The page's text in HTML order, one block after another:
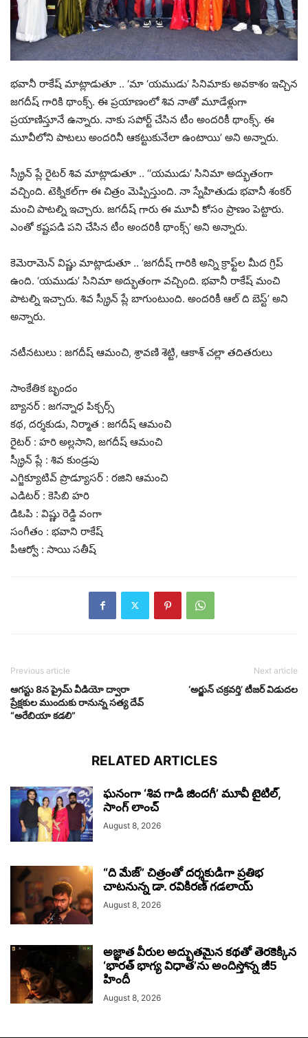
భవానీ రాకేష్ మాట్లాడుతూ .. ‘మా ‘యముడు’ సినిమాకు అవకాశం ఇచ్చిన
జగదీష్ గారికి థాంక్స్. ఈ ప్రయాణంలో శివ నాతో మూడేళ్లుగా
ప్రయాణిస్తూనే ఉన్నారు. నాకు సపోర్ట్ చేసిన టీం అందరికీ థాంక్స్. ఈ
మూవీలోని పాటలు అందరినీ ఆకట్టుకునేలా ఉంటాయి’ అని అన్నారు.
స్క్రీన్ ప్లే రైటర్ శివ మాట్లాడుతూ .. ‘‘యముడు’ సినిమా అద్భుతంగా
వచ్చింది. టెక్నికల్‌గా ఈ చిత్రం మెప్పిస్తుంది. నా స్నేహితుడు భవానీ శంకర్
మంచి పాటల్ని ఇచ్చారు. జగదీష్ గారు ఈ మూవీ కోసం ప్రాణం పెట్టారు.
ఎంతో కష్టపడి పని చేసిన టీం అందరికీ థాంక్స్’ అని అన్నారు.
కెమెరామెన్ విష్ణు మాట్లాడుతూ .. ‘జగదీష్ గారికి అన్ని క్రాఫ్ట్‌ల మీద గ్రిప్
ఉంది. ‘యముడు’ సినిమా అద్భుతంగా వచ్చింది. భవానీ రాకేష్ మంచి
పాటల్ని ఇచ్చారు. శివ స్క్రీన్ ప్లే బాగుంటుంది. అందరికీ ఆల్ ది బెస్ట్’ అని
అన్నారు.
నటీనటులు : జగదీష్ ఆమంచి, శ్రావణి శెట్టి, ఆకాశ్ చల్లా తదితరులు
సాంకేతిక బృందం
బ్యానర్ : జగన్నాధ పిక్చర్స్
కథ, దర్శకుడు, నిర్మాత : జగదీష్ ఆమంచి
రైటర్ : హరి అల్లసాని, జగదీష్ ఆమంచి
స్క్రీన్ ప్లే : శివ కుండ్రపు
ఎగ్జిక్యూటివ్ ప్రొడ్యూసర్ : రజిని ఆమంచి
ఎడిటర్ : కెసిబి హరి
డిఓపి : విష్ణు రెడ్డి వంగా
సంగీతం : భవాని రాకేష్
పీఆర్వో : సాయి సతీష్
Previous article
ఆగస్టు 8న ప్రైమ్ వీడియో ద్వారా
ప్రేక్షకుల ముందుకు రానున్న సత్య దేవ్
“అరేబియా కడలి”
Next article
‘అర్జున్ చక్రవర్తి’ టీజర్ విడుదల
RELATED ARTICLES
ఘనంగా ‘శివ గాడి జింద‌గీ’ మూవీ టైటిల్,
సాంగ్ లాంచ్
August 8, 2026
“ది మేజ్” చిత్రంతో దర్శకుడిగా ప్రతిభ
చాటనున్న డా. రవికిరణ్ గడలాయ్
August 8, 2026
అజ్ఞాత వీరుల అద్భుతమైన కథతో తెరకెక్కిన
‘భారత్ భాగ్య విధాత’ను అందిస్తోన్న జీ5
హిందీ
August 8, 2026